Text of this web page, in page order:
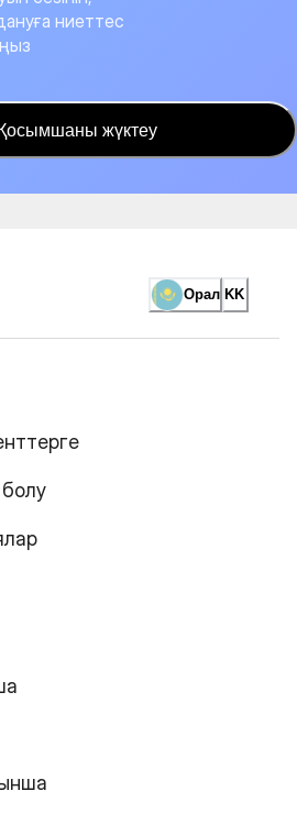
ниеттес
Қосымшаны жүктеу
Орал KK
болу